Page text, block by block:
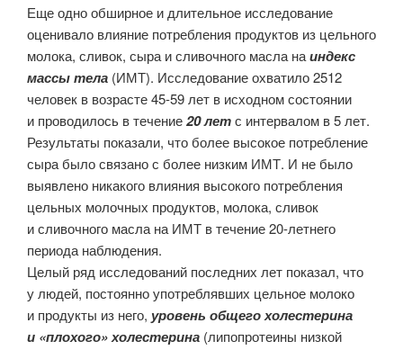
Еще одно обширное и длительное исследование
оценивало влияние потребления продуктов из цельного
молока, сливок, сыра и сливочного масла наиндекс
массы тела (ИМТ). Исследование охватило 2512
человек в возрасте 45-59 лет в исходном состоянии
и проводилось в течение20 летс интервалом в 5 лет.
Результаты показали, что более высокое потребление
сыра было связано с более низким ИМТ. И не было
выявлено никакого влияния высокого потребления
цельных молочных продуктов, молока, сливок
и сливочного масла на ИМТ в течение 20-летнего
периода наблюдения.
Целый ряд исследований последних лет показал, что
у людей, постоянно употреблявших цельное молоко
и продукты из него, уровень общего холестерина
и «плохого» холестерина (липопротеины низкой